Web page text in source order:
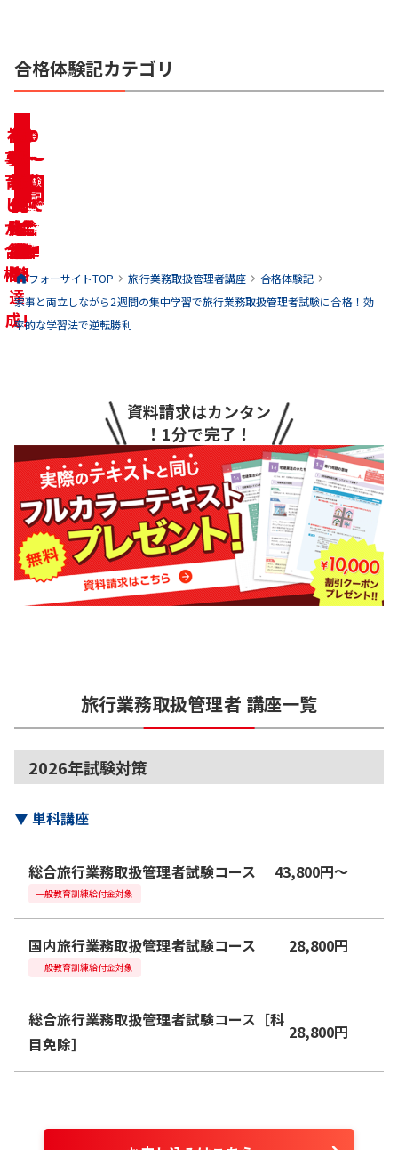
合格体験記カテゴリ
を
見
る
初
学
者
一
発
合
格!
を
見
る
リ
ベ
ン
ジ
合
格
を
達
成!
体
記
を
見
る
働
き
な
が
ら
合
格!
合
体
験
記
を
見
る
家
事・
育児
しな
がら
合格
合
体
験
記
を
見
る
学
生
の
方
の
合
格
合
体
験
記
を
見
る
転
職・
求職
中
に合
格!
合
体
験
記
を
見
る
10
代〜
20
代で
合
格!
合
体
験
記
を
見
る
30
代〜
40
代で
合
格!
合
体
験
記
を
見
る
50
代〜
60
代で
合
格!
フォーサイトTOP 旅行業務取扱管理者講座
合格体験記
家事と両立しながら2週間の集中学習で旅行業務取扱管理者試験に合格！効
率的な学習法で逆転勝利
資料請求はカンタン
！1分で完了！
旅行業務取扱管理者 講座一覧
2026年試験対策
▼単科講座
総合旅行業務取扱管理者試験コース 43,800円〜
一般教育訓練給付金対象
国内旅行業務取扱管理者試験コース 28,800円
一般教育訓練給付金対象
総合旅行業務取扱管理者試験コース［科
目免除］
28,800円